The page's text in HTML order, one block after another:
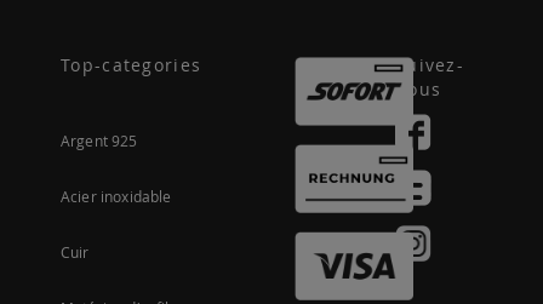
Top-categories
Argent 925
Acier inoxidable
Cuir
Suivez-
nous